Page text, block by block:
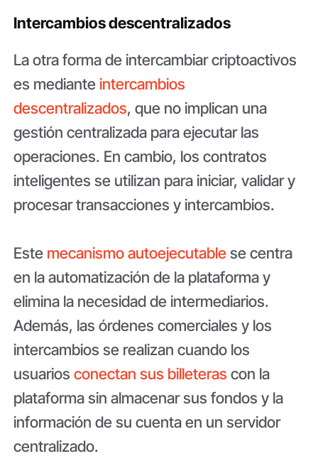
Intercambios descentralizados
La otra forma de intercambiar criptoactivos
es mediante intercambios
descentralizados, que no implican una
gestión centralizada para ejecutar las
operaciones. En cambio, los contratos
inteligentes se utilizan para iniciar, validar y
procesar transacciones y intercambios.
Este mecanismo autoejecutablese centra
en la automatización de la plataforma y
elimina la necesidad de intermediarios.
Además, las órdenes comerciales y los
intercambios se realizan cuando los
usuariosconectan sus billeteras con la
plataforma sin almacenar sus fondos y la
información de su cuenta en un servidor
centralizado.